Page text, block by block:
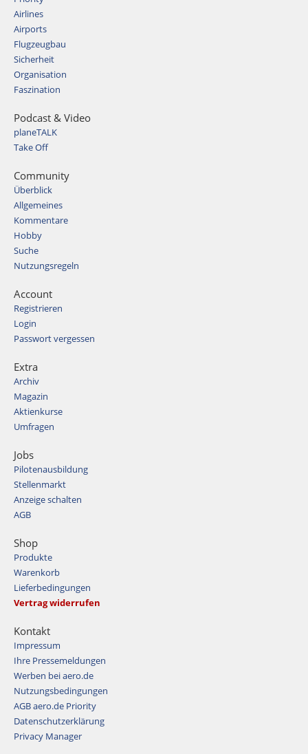
Airlines
Airports
Flugzeugbau
Sicherheit
Organisation
Faszination
Podcast & Video
planeTALK
Take Off
Community
Überblick
Allgemeines
Kommentare
Hobby
Suche
Nutzungsregeln
Account
Registrieren
Login
Passwort vergessen
Extra
Archiv
Magazin
Aktienkurse
Umfragen
Jobs
Pilotenausbildung
Stellenmarkt
Anzeige schalten
AGB
Shop
Produkte
Warenkorb
Lieferbedingungen
Vertrag widerrufen
Kontakt
Impressum
Ihre Pressemeldungen
Werben bei aero.de
Nutzungsbedingungen
AGB aero.de Priority
Datenschutzerklärung
Privacy Manager